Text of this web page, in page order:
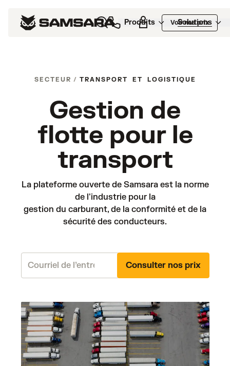
Produits Solutions
Voir nos prix
SECTEUR / TRANSPORT ET LOGISTIQUE
Gestion de
flotte pour le
transport
La plateforme ouverte de Samsara est la norme
de l'industrie pour la
gestion du carburant, de la conformité et de la
sécurité des conducteurs.
Consulter nos prix